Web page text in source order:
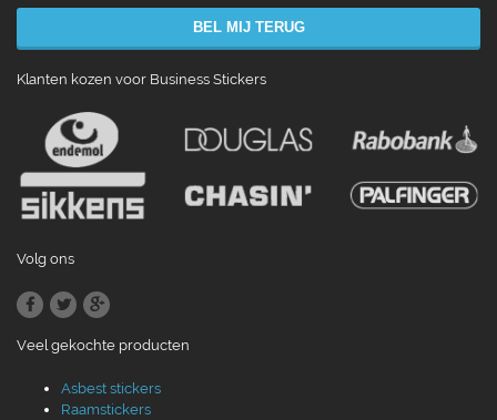
BEL MIJ TERUG
Klanten kozen voor Business Stickers
Volg ons
Veel gekochte producten
Asbest stickers
Raamstickers